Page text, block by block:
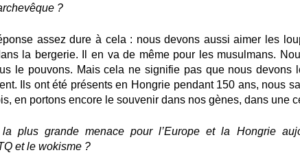
?
assez dure à cela : nous devons aussi aimer les
la bergerie. Il en va de même pour les musulmans.
le pouvons. Mais cela ne signifie pas que nous devons
Ils ont été présents en Hongrie pendant 150 ans, nous
en portons encore le souvenir dans nos gènes, dans une
plus grande menace pour l’Europe et la Hongrie
et le wokisme ?